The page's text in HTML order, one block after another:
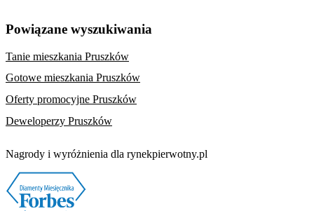
Powiązane wyszukiwania
Tanie mieszkania Pruszków
Gotowe mieszkania Pruszków
Oferty promocyjne Pruszków
Deweloperzy Pruszków
Nagrody i wyróżnienia dla rynekpierwotny.pl